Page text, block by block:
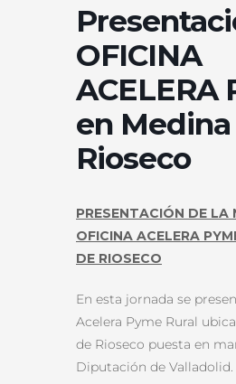
OFICINA
ACELERA
en
Rioseco
PRESENTACIÓN DE LA
OFICINA ACELERA
DE RIOSECO
En esta jornada se
Acelera Pyme Rural
de Rioseco puesta en
Diputación de Valladolid.